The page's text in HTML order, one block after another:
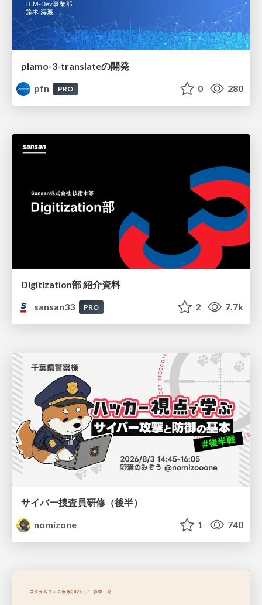
plamo-3-translateの開発
pfn
PRO 0 280
Digitization部 紹介資料
sansan33
PRO 2 7.7k
サイバー捜査員研修（後半）
nomizone
1 740